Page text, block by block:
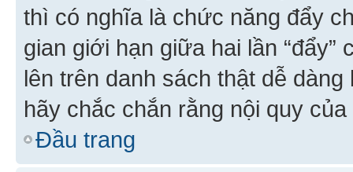
thì có nghĩa là chức năng đẩy
gian giới hạn giữa hai lần “đẩy”
lên trên danh sách thật dễ
hãy chắc chắn rằng nội quy
Đầu trang